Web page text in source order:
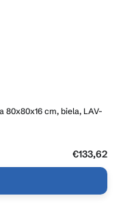
cm, biela, LAV-
€133,62